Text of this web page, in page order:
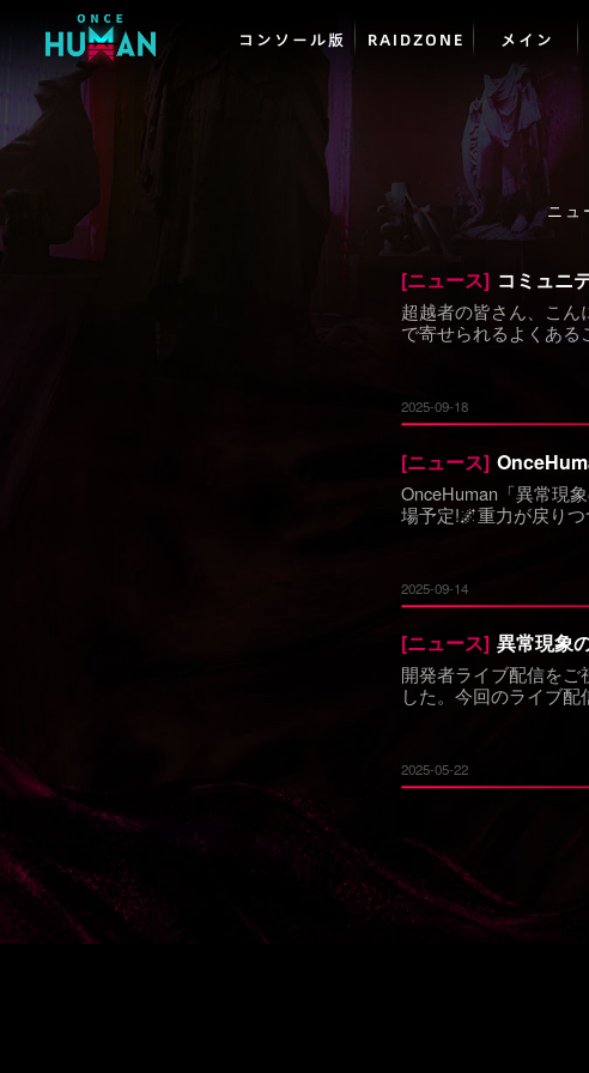
コンソール版 RAIDZONE メイン
ニュ
[ニュース] コミュニ
超越者の皆さん、こん
で寄せられるよくある
2025-09-18
[ニュース]
OnceHuman「異常現
場予定!🌌重力が戻り
2025-09-14
[ニュース]
開発者ライブ配信をご
した。今回のライブ
2025-05-22